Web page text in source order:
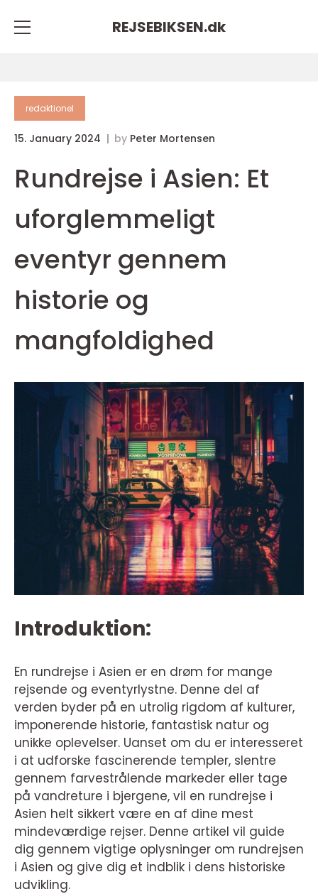
REJSEBIKSEN.dk
redaktionel
15. January 2024 by Peter Mortensen
Rundrejse i Asien: Et
uforglemmeligt
eventyr gennem
historie og
mangfoldighed
Introduktion:
En rundrejse i Asien er en drøm for mange
rejsende og eventyrlystne. Denne del af
verden byder på en utrolig rigdom af kulturer,
imponerende historie, fantastisk natur og
unikke oplevelser. Uanset om du er interesseret
i at udforske fascinerende templer, slentre
gennem farvestrålende markeder eller tage
på vandreture i bjergene, vil en rundrejse i
Asien helt sikkert være en af dine mest
mindeværdige rejser. Denne artikel vil guide
dig gennem vigtige oplysninger om rundrejsen
i Asien og give dig et indblik i dens historiske
udvikling.